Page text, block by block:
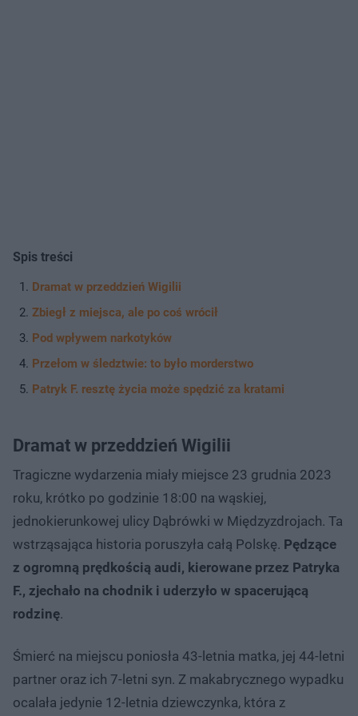
Spis treści
Dramat w przeddzień Wigilii
Zbiegł z miejsca, ale po coś wrócił
Pod wpływem narkotyków
Przełom w śledztwie: to było morderstwo
Patryk F. resztę życia może spędzić za kratami
Dramat w przeddzień Wigilii
Tragiczne wydarzenia miały miejsce 23 grudnia 2023
roku, krótko po godzinie 18:00 na wąskiej,
jednokierunkowej ulicy Dąbrówki w Międzyzdrojach. Ta
wstrząsająca historia poruszyła całą Polskę. Pędzące
z ogromną prędkością audi, kierowane przez Patryka
F., zjechało na chodnik i uderzyło w spacerującą
rodzinę.
Śmierć na miejscu poniosła 43-letnia matka, jej 44-letni
partner oraz ich 7-letni syn. Z makabrycznego wypadku
ocalała jedynie 12-letnia dziewczynka, która z